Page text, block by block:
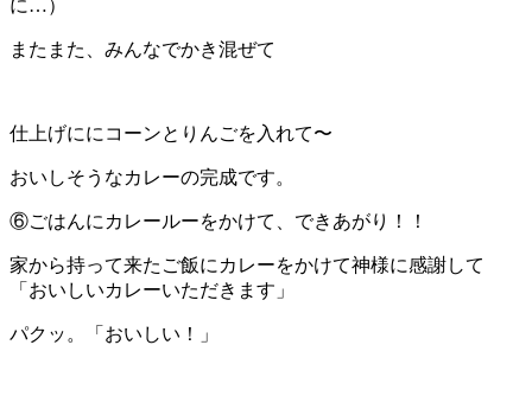
に…）
またまた、みんなでかき混ぜて
仕上げににコーンとりんごを入れて〜
おいしそうなカレーの完成です。
⑥ごはんにカレールーをかけて、できあがり！！
家から持って来たご飯にカレーをかけて神様に感謝して
「おいしいカレーいただきます」
パクッ。「おいしい！」